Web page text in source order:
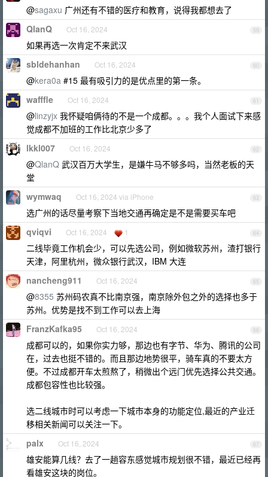
@sagaxu 广州还有不错的医疗和教育，说得我都想去了
59
QlanQ Oct 16, 2024
如果再选一次肯定不来武汉
60
sbldehanhan Oct 16, 2024
@kera0a #15 最有吸引力的是优点里的第一条。
61
wafffle Oct 16, 2024
@linzyjx 我怀疑咱俩待的不是一个成都。。。我个人面试下来感
觉成都不加班的工作比北京少多了
62
lkkl007 Oct 16, 2024
@QlanQ 武汉百万大学生，是嫌牛马不够多吗，当然老板的天
堂
63
wymwaq Oct 16, 2024 via iPhone
选广州的话尽量考察下当地交通再确定是不是需要买车吧
64
qviqvi Oct 16, 2024 1
二线毕竟工作机会少，可以先选公司，例如微软苏州，渣打银行
天津，阿里杭州，微众银行武汉，IBM 大连
65
nancheng911 Oct 16, 2024
@8355 苏州码农真不比南京强，南京除外包之外的选择也多于
苏州。优势是找不到工作可以去上海
66
FranzKafka95 Oct 16, 2024
成都可以的，如果你实力够，那边也有字节、华为、腾讯的公司
在，过去也挺不错的。而且那边地势很平，骑车真的不要太方
便。不过成都开车太煎熬了，稍微出个远门优先选择公共交通。
成都包容性也比较强。
选二线城市时可以考虑一下城市本身的功能定位,最近的产业迁
移相关新闻可以关注一下。
67
palx Oct 16, 2024
雄安能算几线？去了一趟容东感觉城市规划很不错，最近已经再
看雄安这块的岗位。